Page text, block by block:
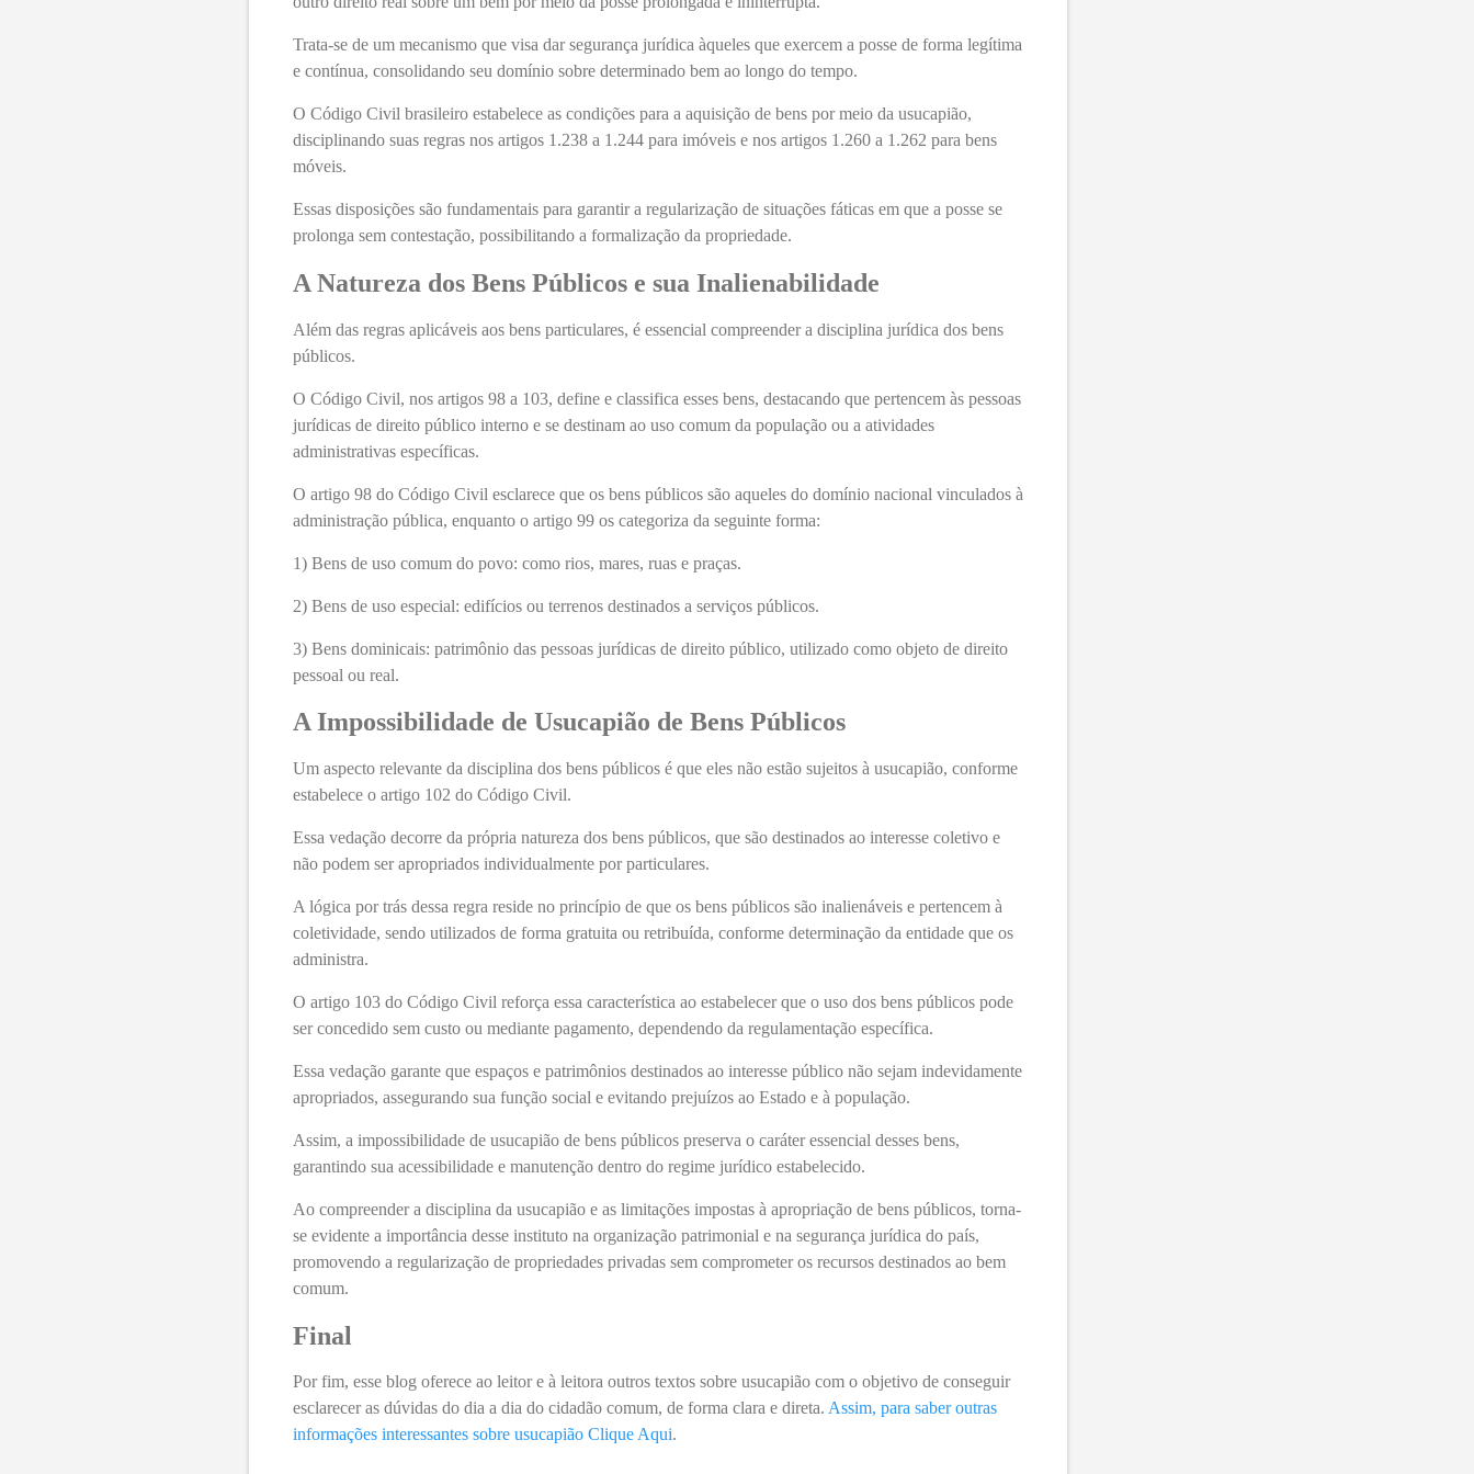
Trata-se de um mecanismo que visa dar segurança jurídica àqueles que exercem a posse de forma legítima
e contínua, consolidando seu domínio sobre determinado bem ao longo do tempo.
O Código Civil brasileiro estabelece as condições para a aquisição de bens por meio da usucapião,
disciplinando suas regras nos artigos 1.238 a 1.244 para imóveis e nos artigos 1.260 a 1.262 para bens
móveis.
Essas disposições são fundamentais para garantir a regularização de situações fáticas em que a posse se
prolonga sem contestação, possibilitando a formalização da propriedade.
A Natureza dos Bens Públicos e sua Inalienabilidade
Além das regras aplicáveis aos bens particulares, é essencial compreender a disciplina jurídica dos bens
públicos.
O Código Civil, nos artigos 98 a 103, define e classifica esses bens, destacando que pertencem às pessoas
jurídicas de direito público interno e se destinam ao uso comum da população ou a atividades
administrativas específicas.
O artigo 98 do Código Civil esclarece que os bens públicos são aqueles do domínio nacional vinculados à
administração pública, enquanto o artigo 99 os categoriza da seguinte forma:
1) Bens de uso comum do povo: como rios, mares, ruas e praças.
2) Bens de uso especial: edifícios ou terrenos destinados a serviços públicos.
3) Bens dominicais: patrimônio das pessoas jurídicas de direito público, utilizado como objeto de direito
pessoal ou real.
A Impossibilidade de Usucapião de Bens Públicos
Um aspecto relevante da disciplina dos bens públicos é que eles não estão sujeitos à usucapião, conforme
estabelece o artigo 102 do Código Civil.
Essa vedação decorre da própria natureza dos bens públicos, que são destinados ao interesse coletivo e
não podem ser apropriados individualmente por particulares.
A lógica por trás dessa regra reside no princípio de que os bens públicos são inalienáveis e pertencem à
coletividade, sendo utilizados de forma gratuita ou retribuída, conforme determinação da entidade que os
administra.
O artigo 103 do Código Civil reforça essa característica ao estabelecer que o uso dos bens públicos pode
ser concedido sem custo ou mediante pagamento, dependendo da regulamentação específica.
Essa vedação garante que espaços e patrimônios destinados ao interesse público não sejam indevidamente
apropriados, assegurando sua função social e evitando prejuízos ao Estado e à população.
Assim, a impossibilidade de usucapião de bens públicos preserva o caráter essencial desses bens,
garantindo sua acessibilidade e manutenção dentro do regime jurídico estabelecido.
Ao compreender a disciplina da usucapião e as limitações impostas à apropriação de bens públicos, torna-
se evidente a importância desse instituto na organização patrimonial e na segurança jurídica do país,
promovendo a regularização de propriedades privadas sem comprometer os recursos destinados ao bem
comum.
Final
Por fim, esse blog oferece ao leitor e à leitora outros textos sobre usucapião com o objetivo de conseguir
esclarecer as dúvidas do dia a dia do cidadão comum, de forma clara e direta. Assim, para saber outras
informações interessantes sobre usucapião Clique Aqui.